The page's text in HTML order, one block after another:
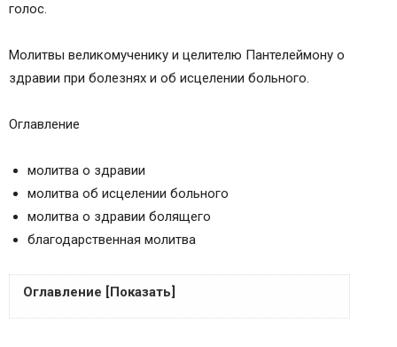
голос.
Молитвы великомученику и целителю Пантелеймону о
здравии при болезнях и об исцелении больного.
Оглавление
молитва о здравии
молитва об исцелении больного
молитва о здравии болящего
благодарственная молитва
Оглавление [Показать]